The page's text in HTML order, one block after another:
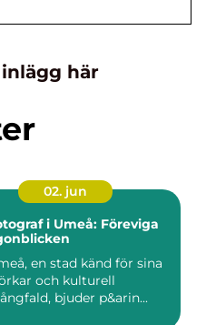
här
02. jun
i Umeå: Föreviga
en stad känd för sina
och kulturell
bjuder p&arin...